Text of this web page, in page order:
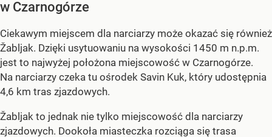
w Czarnogórze
Ciekawym miejscem dla narciarzy może okazać się również
Žabljak. Dzięki usytuowaniu na wysokości 1450 m n.p.m.
jest to najwyżej położona miejscowość w Czarnogórze.
Na narciarzy czeka tu ośrodek Savin Kuk, który udostępnia
4,6 km tras zjazdowych.
Žabljak to jednak nie tylko miejscowość dla narciarzy
zjazdowych. Dookoła miasteczka rozciąga się trasa